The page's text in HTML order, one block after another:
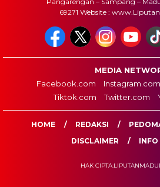
69271 Website :
MEDIA
Facebook.com
Instagram.com
Tiktok.com
Twitter.com
HOME REDAKSI
DISCLAIMER
INFO
HAK